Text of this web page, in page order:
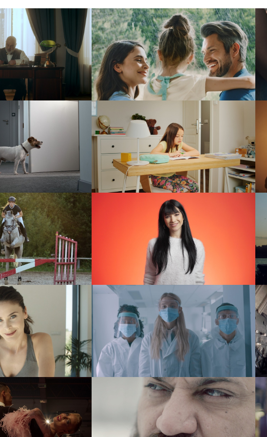
Zwierz Kapica – Piękno w szczegółach
reklama
reklama
Kopalnia Soli “Wieliczka” –
#WieliczkaTuByłem
reklama
– Beesfund Bystronic – CoE Kraków
reklama
PetsDiag
reklama
Festival
event
Mill Jard – Uciekaj
teledysk